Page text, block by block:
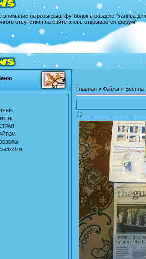
внимание на розыгрыш футболок в разделе "халява
отсутствия на сайте вновь открывается форум"
СНГ
Главная » Файлы »
[ ]